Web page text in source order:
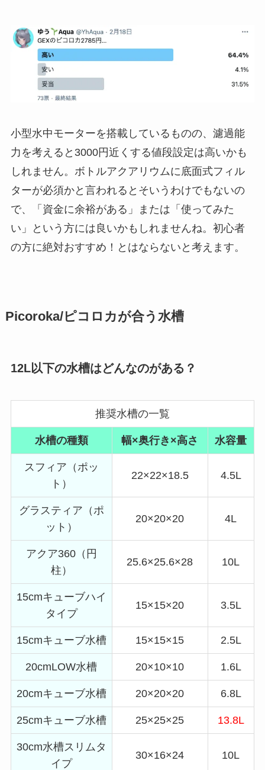
小型水中モーターを搭載しているものの、濾過能
力を考えると3000円近くする値段設定は高いかも
しれません。ボトルアクアリウムに底面式フィル
ターが必須かと言われるとそいうわけでもないの
で、「資金に余裕がある」または「使ってみた
い」という方には良いかもしれませんね。初心者
の方に絶対おすすめ！とはならないと考えます。
Picoroka/ピコロカが合う水槽
12L以下の水槽はどんなのがある？
推奨水槽の一覧
水槽の種類 幅×奥行き×高さ 水容量
スフィア（ポッ
ト）
22×22×18.5 4.5L
グラスティア（ポ
ット）
20×20×20 4L
アクア360（円
柱）
25.6×25.6×28 10L
15cmキューブハイ
タイプ
15×15×20 3.5L
15cmキューブ水槽 15×15×15 2.5L
20cmLOW水槽 20×10×10 1.6L
20cmキューブ水槽 20×20×20 6.8L
25cmキューブ水槽 25×25×25 13.8L
30cm水槽スリムタ
イプ
30×16×24 10L